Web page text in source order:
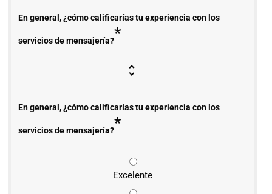
En general, ¿cómo calificarías tu experiencia con los
servicios de mensajería?*
En general, ¿cómo calificarías tu experiencia con los
servicios de mensajería?*
Excelente